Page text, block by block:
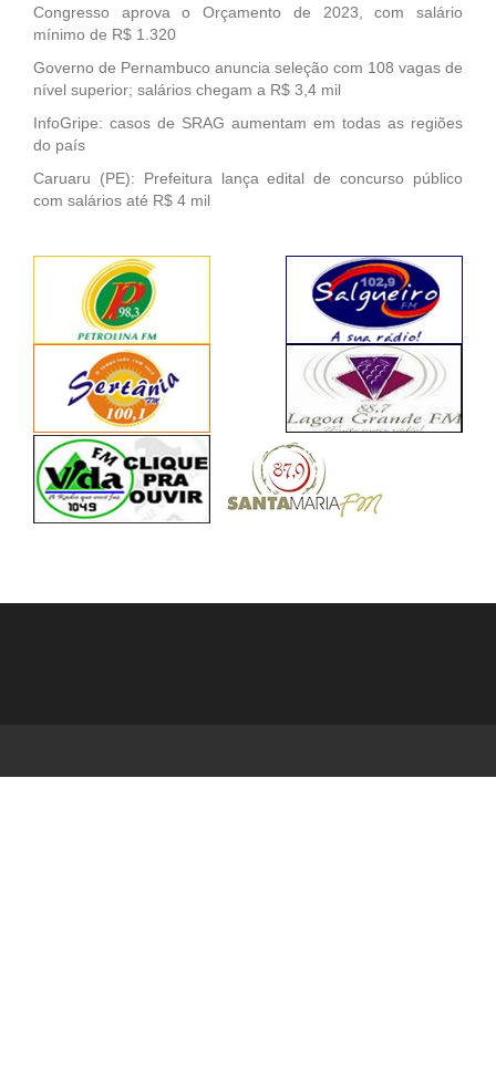
Congresso aprova o Orçamento de 2023, com salário
mínimo de R$ 1.320
Governo de Pernambuco anuncia seleção com 108 vagas de
nível superior; salários chegam a R$ 3,4 mil
InfoGripe: casos de SRAG aumentam em todas as regiões
do país
Caruaru (PE): Prefeitura lança edital de concurso público
com salários até R$ 4 mil